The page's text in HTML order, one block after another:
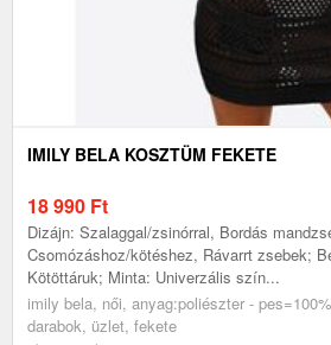
IMILY BELA KOSZTÜM FEKETE
18 990 Ft
Dizájn: Szalaggal/zsinórral, Bordás
Csomózáshoz/kötéshez, Rávarrt zsebek;
Kötöttáruk; Minta: Univerzális szín...
imily bela, női, anyag:poliészter -
darabok, üzlet, fekete